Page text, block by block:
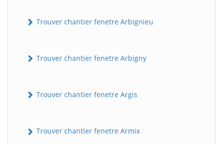
Trouver chantier fenetre Arbignieu
Trouver chantier fenetre Arbigny
Trouver chantier fenetre Argis
Trouver chantier fenetre Armix